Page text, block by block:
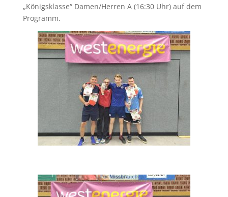
„Königsklasse“ Damen/Herren A (16:30 Uhr) auf dem
Programm.